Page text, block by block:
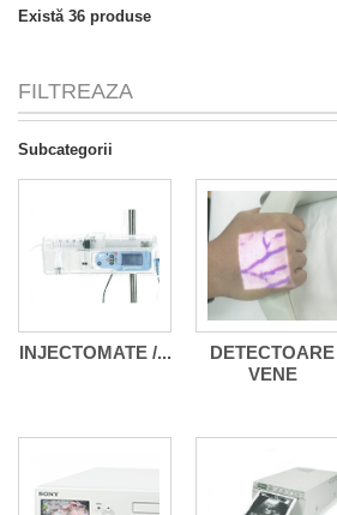
Există 36 produse
FILTREAZA
Subcategorii
INJECTOMATE /...
DETECTOARE
VENE